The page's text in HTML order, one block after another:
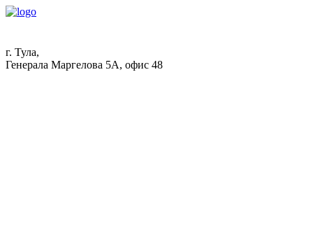
г. Тула,
Генерала Маргелова 5А, офис 48